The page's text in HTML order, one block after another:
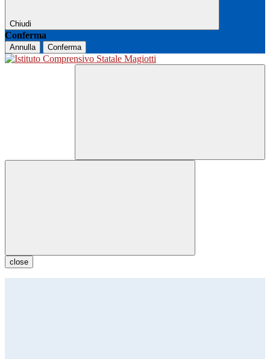
Chiudi
Conferma
Annulla Conferma
close